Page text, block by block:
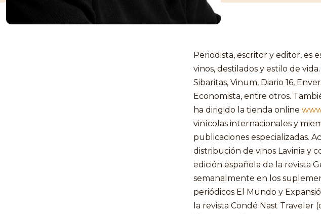
Periodista, escritor y editor, es
vinos, destilados y estilo de
Sibaritas, Vinum, Diario 16,
Economista, entre otros.
ha dirigido la tienda online
vinícolas internacionales y
publicaciones especializadas.
distribución de vinos Lavinia y
edición española de la revista
semanalmente en los
periódicos El Mundo y
la revista Condé Nast Traveler